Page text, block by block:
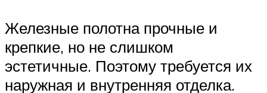
Железные полотна прочные и
крепкие, но не слишком
эстетичные. Поэтому требуется их
наружная и внутренняя отделка.